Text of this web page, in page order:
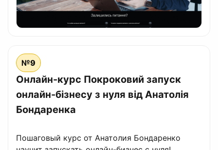
№9
Онлайн-курс Покроковий запуск
онлайн-бізнесу з нуля від Анатолія
Бондаренка
Пошаговый курс от Анатолия Бондаренко